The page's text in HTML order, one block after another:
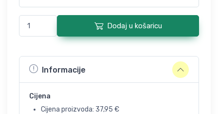
Dodaj u košaricu
Informacije
Cijena
Cijena proizvoda: 37,95 €